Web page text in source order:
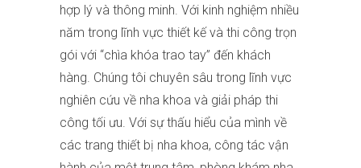
hợp lý và thông minh. Với kinh nghiệm nhiều
năm trong lĩnh vực thiết kế và thi công trọn
gói với “chìa khóa trao tay” đến khách
hàng. Chúng tôi chuyên sâu trong lĩnh vực
nghiên cứu về nha khoa và giải pháp thi
công tối ưu. Với sự thấu hiểu của mình về
các trang thiết bị nha khoa, công tác vận